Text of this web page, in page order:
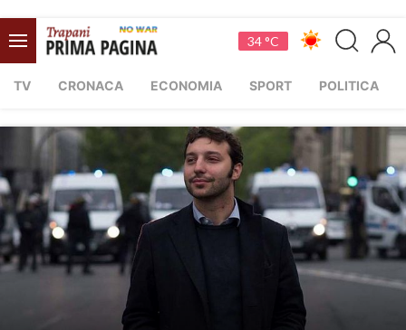
34 °C
TV CRONACA ECONOMIA SPORT POLITICA